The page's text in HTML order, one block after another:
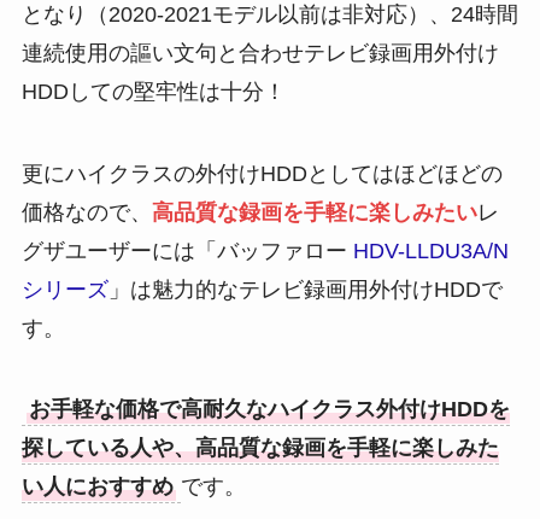
となり（2020-2021モデル以前は非対応）、24時間
連続使用の謳い文句と合わせテレビ録画用外付け
HDDしての堅牢性は十分！
更にハイクラスの外付けHDDとしてはほどほどの
価格なので、 高品質な録画を手軽に楽しみたいレ
グザユーザーには「バッファロー HDV-LLDU3A/N
シリーズ」は魅力的なテレビ録画用外付けHDDで
す。
お手軽な価格で高耐久なハイクラス外付けHDDを
探している人や、高品質な録画を手軽に楽しみた
い人におすすめ です。